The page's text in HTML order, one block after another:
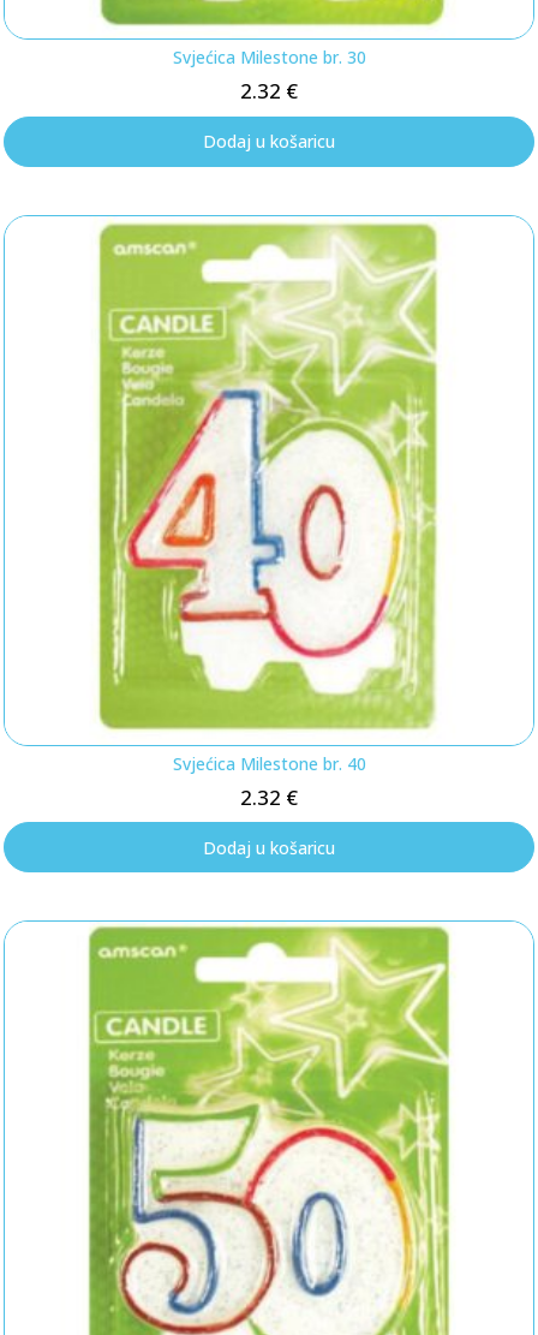
Svjećica Milestone br. 30
2.32 €
Dodaj u košaricu
Svjećica Milestone br. 40
2.32 €
Dodaj u košaricu